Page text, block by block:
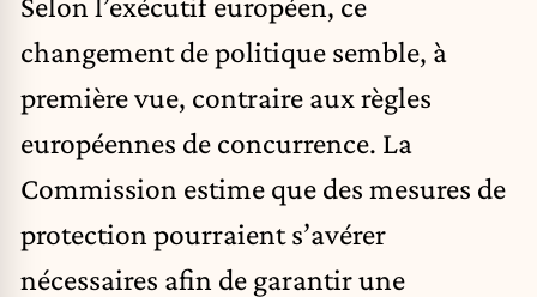
changement de politique semble, à
première vue, contraire aux règles
européennes de concurrence. La
Commission estime que des mesures de
protection pourraient s’avérer
nécessaires afin de garantir une